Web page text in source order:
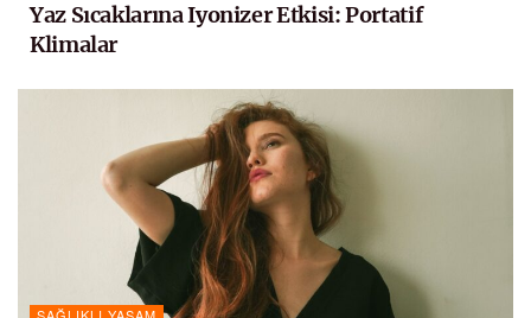
Yaz Sıcaklarına Iyonizer Etkisi: Portatif
Klimalar